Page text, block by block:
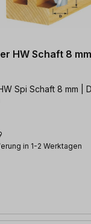
HW Schaft 8
Spi Schaft 8 mm |
in 1-2 Werktagen